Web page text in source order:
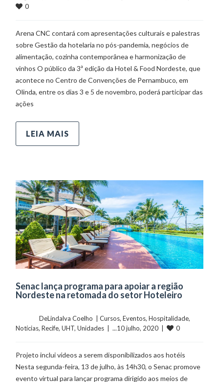
0
Arena CNC contará com apresentações culturais e palestras
sobre Gestão da hotelaria no pós-pandemia, negócios de
alimentação, cozinha contemporânea e harmonização de
vinhos O público da 3ª edição da Hotel & Food Nordeste, que
acontece no Centro de Convenções de Pernambuco, em
Olinda, entre os dias 3 e 5 de novembro, poderá participar das
ações
LEIA MAIS
Senac lança programa para apoiar a região
Nordeste na retomada do setor Hoteleiro
	    	DeLindalva Coelho  |
Cursos, Eventos, Hospitalidade
Notícias, Recife, UHT, Unidades
  |  ...10 julho, 2020  |
0
Projeto inclui vídeos a serem disponibilizados aos hotéis
Nesta segunda-feira, 13 de julho, às 14h30, o Senac promove
evento virtual para lançar programa dirigido aos meios de